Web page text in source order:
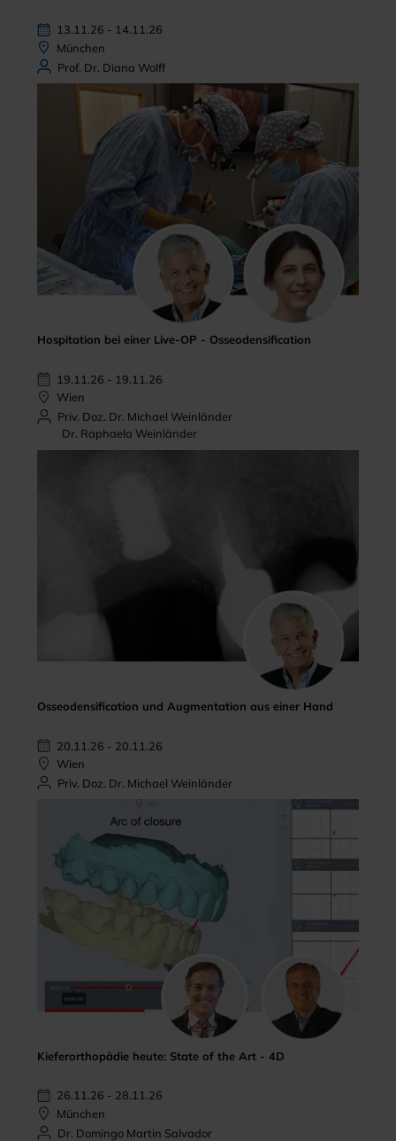
13.11.26 - 14.11.26
München
Prof. Dr. Diana Wolff
Hospitation bei einer Live-OP - Osseodensification
19.11.26 - 19.11.26
Wien
Priv. Doz. Dr. Michael Weinländer
Dr. Raphaela Weinländer
Osseodensification und Augmentation aus einer Hand
20.11.26 - 20.11.26
Wien
Priv. Doz. Dr. Michael Weinländer
Kieferorthopädie heute: State of the Art - 4D
26.11.26 - 28.11.26
München
Dr. Domingo Martin Salvador